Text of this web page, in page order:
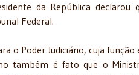
da República
Federal.
o Poder Judiciário, cuja
também é fato que o